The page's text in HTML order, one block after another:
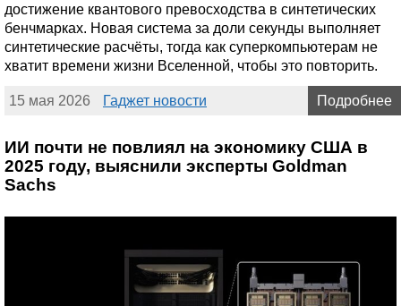
достижение квантового превосходства в синтетических
бенчмарках. Новая система за доли секунды выполняет
синтетические расчёты, тогда как суперкомпьютерам не
хватит времени жизни Вселенной, чтобы это повторить.
15 мая 2026 Гаджет новости Подробнее
ИИ почти не повлиял на экономику США в
2025 году, выяснили эксперты Goldman
Sachs